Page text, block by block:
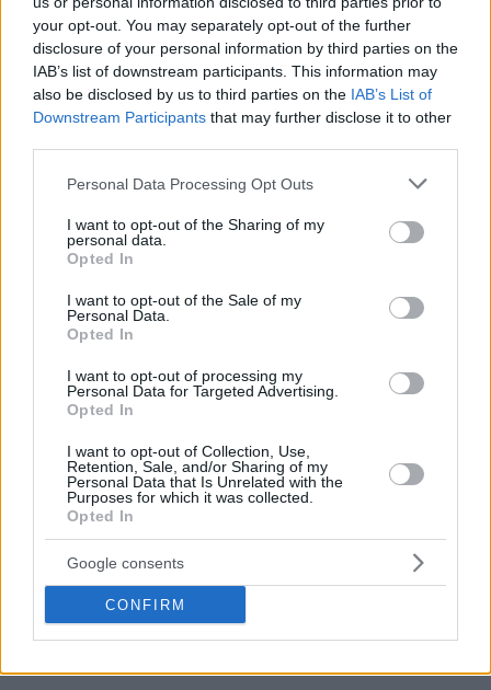
your opt-out. You may separately opt-out of the further
disclosure of your personal information by third parties on the
IAB’s list of downstream participants. This information may
also be disclosed by us to third parties on the IAB’s List of
Downstream Participants that may further disclose it to other
Please note that this website/app uses one or more Google
not limited to your visit or usage behaviour. You may click to
grant or deny consent to Google and its third-party tags to
use your data for below specified purposes in below Google
consent section.
Personal Data Processing Opt Outs
I want to opt-out of the Sharing of my
personal data.
Opted In
I want to opt-out of the Sale of my
Personal Data.
Opted In
I want to opt-out of processing my
Personal Data for Targeted Advertising.
Opted In
I want to opt-out of Collection, Use,
Retention, Sale, and/or Sharing of my
Personal Data that Is Unrelated with the
Purposes for which it was collected.
Opted In
Google consents
CONFIRM